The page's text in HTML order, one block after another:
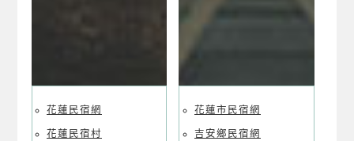
花蓮民宿網
花蓮民宿村
花蓮市民宿網
吉安鄉民宿網